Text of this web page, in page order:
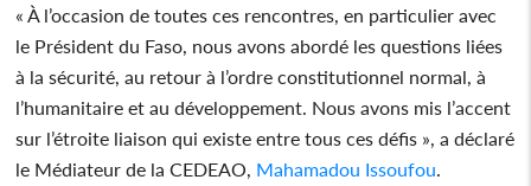
« À l’occasion de toutes ces rencontres, en particulier avec
le Président du Faso, nous avons abordé les questions liées
à la sécurité, au retour à l’ordre constitutionnel normal, à
l’humanitaire et au développement. Nous avons mis l’accent
sur l’étroite liaison qui existe entre tous ces défis », a déclaré
le Médiateur de la CEDEAO, Mahamadou Issoufou